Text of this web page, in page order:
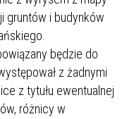
gruntów i budynków
będzie do
z żadnymi
z tytułu ewentualnej
różnicy w